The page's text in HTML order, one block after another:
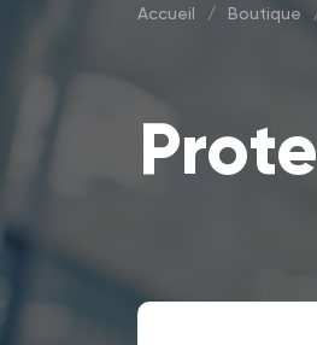
Accueil / Boutique